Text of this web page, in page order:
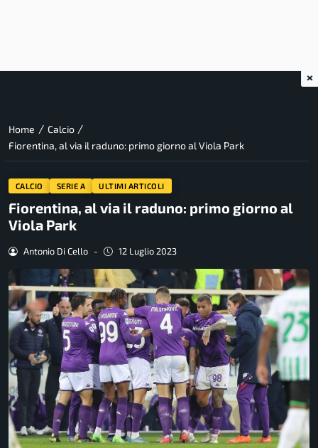
Home / Calcio /
Fiorentina, al via il raduno: primo giorno al Viola Park
CALCIO SERIE A ULTIMI ARTICOLI
Fiorentina, al via il raduno: primo giorno al
Viola Park
Antonio Di Cello - 12 Luglio 2023
×